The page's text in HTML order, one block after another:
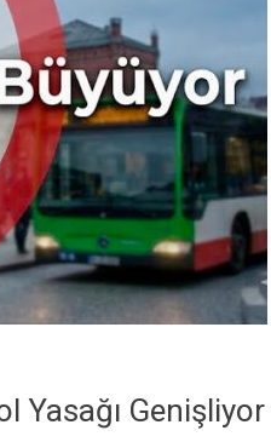
Yasağı Genişliyor